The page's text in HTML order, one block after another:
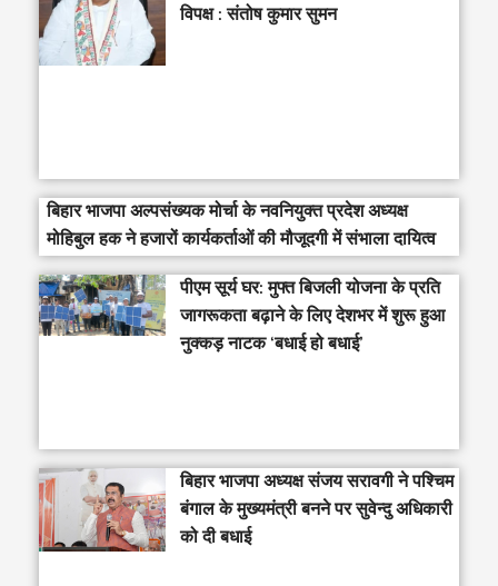
विपक्ष : संतोष कुमार सुमन
बिहार भाजपा अल्पसंख्यक मोर्चा के नवनियुक्त प्रदेश अध्यक्ष
मोहिबुल हक ने हजारों कार्यकर्ताओं की मौजूदगी में संभाला दायित्व
पीएम सूर्य घर: मुफ्त बिजली योजना के प्रति
जागरूकता बढ़ाने के लिए देशभर में शुरू हुआ
नुक्कड़ नाटक ‘बधाई हो बधाई’
‎बिहार भाजपा अध्यक्ष संजय सरावगी ने पश्चिम
बंगाल के मुख्यमंत्री बनने पर सुवेन्दु अधिकारी
को दी बधाई